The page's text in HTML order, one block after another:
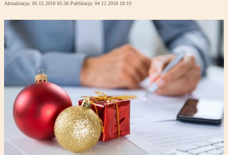
Aktualizacja: 05.12.2018 05:58 Publikacja: 04.12.2018 18:10